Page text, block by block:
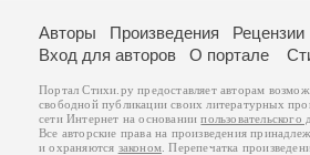
Авторы Произведения Рецензии
Вход для авторов
О портале
Портал Стихи.ру предоставляет авторам
свободной публикации своих литературных
сети Интернет на основаниипользовательского
Все авторские права на произведения
и охраняются законом . Перепечатка